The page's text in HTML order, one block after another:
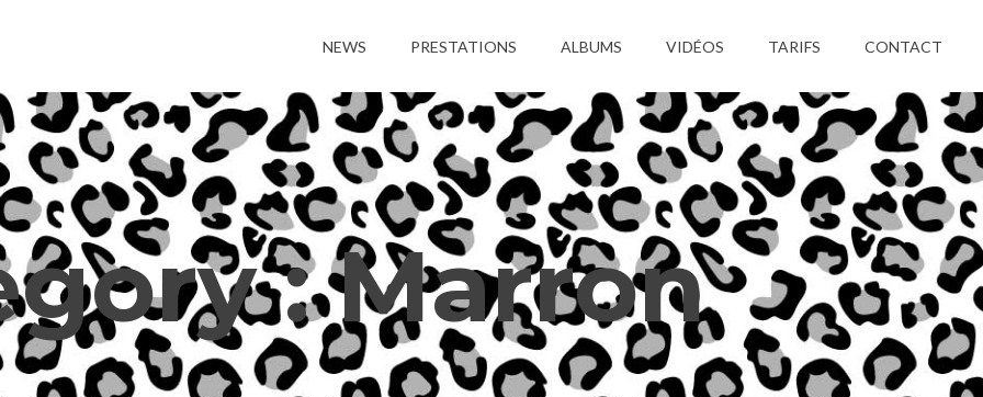
NEWS PRESTATIONS ALBUMS VIDÉOS TARIFS CONTACT
:Marron